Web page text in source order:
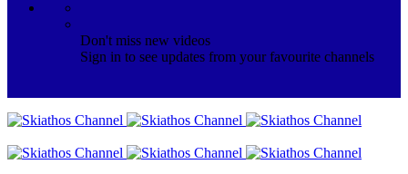
Don't miss new videos
Sign in to see updates from your favourite channels